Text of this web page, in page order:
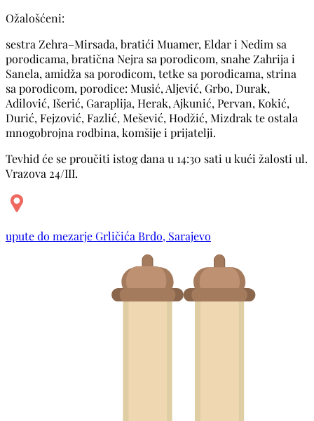
Ožalošćeni:
sestra Zehra–Mirsada, bratići Muamer, Eldar i Nedim sa
porodicama, bratična Nejra sa porodicom, snahe Zahrija i
Sanela, amidža sa porodicom, tetke sa porodicama, strina
sa porodicom, porodice: Musić, Aljević, Grbo, Durak,
Adilović, Išerić, Garaplija, Herak, Ajkunić, Pervan, Kokić,
Durić, Fejzović, Fazlić, Mešević, Hodžić, Mizdrak te ostala
mnogobrojna rodbina, komšije i prijatelji.
Tevhid će se proučiti istog dana u 14:30 sati u kući žalosti ul.
Vrazova 24/III.
upute do mezarje Grličića Brdo, Sarajevo